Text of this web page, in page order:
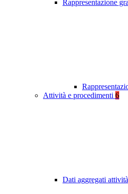
Rappresentazione
Attività e procedimenti 6
Dati aggregati